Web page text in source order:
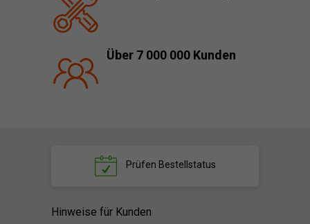
Über 7 000 000 Kunden
Prüfen Bestellstatus
Hinweise für Kunden